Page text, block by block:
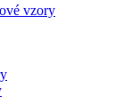
vzory